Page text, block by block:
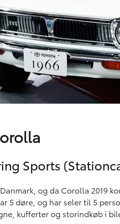
Sports
og da Corolla 2019
5 døre, og har seler til 5
kufferter og storindkøb i